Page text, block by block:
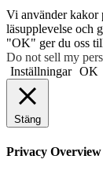
Vi använder kakor
läsupplevelse och
"OK" ger du oss
Do not sell my
Inställningar OK
Stäng
Privacy Overview